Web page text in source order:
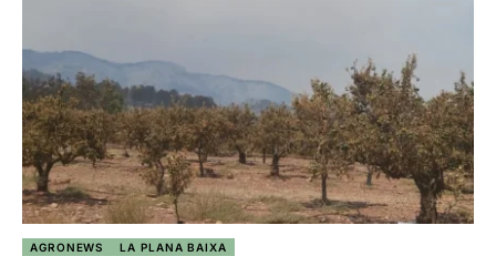
AGRONEWS LA PLANA BAIXA